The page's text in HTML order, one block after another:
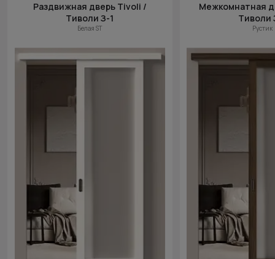
Цена (убыв.)
Cначала
Раздвижная дверь Tivoli /
Тиволи З-1
Белая ST
Межкомнатная
Тиволи
Рустик